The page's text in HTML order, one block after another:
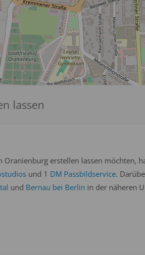
lassen
erstellen lassen möchten,
und 1 DM Passbildservice.
und Bernau bei Berlin in der näheren